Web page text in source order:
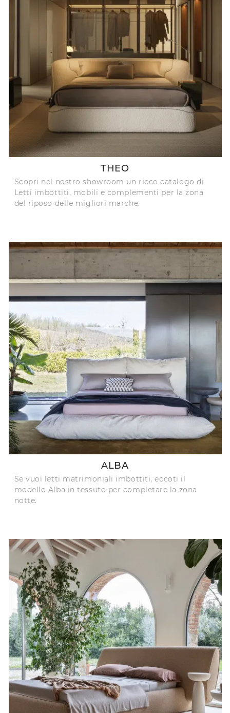
THEO
Scopri nel nostro showroom un ricco catalogo di
Letti imbottiti, mobili e complementi per la zona
del riposo delle migliori marche.
ALBA
Se vuoi letti matrimoniali imbottiti, eccoti il
modello Alba in tessuto per completare la zona
notte.